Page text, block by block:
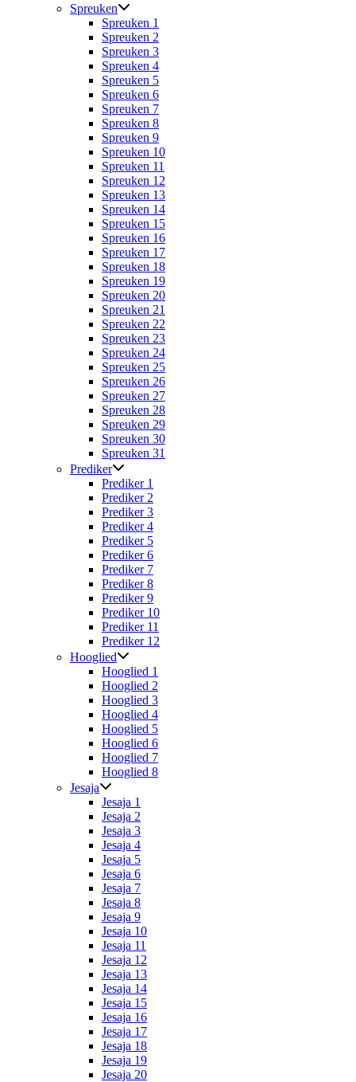
Spreuken
Spreuken 1
Spreuken 2
Spreuken 3
Spreuken 4
Spreuken 5
Spreuken 6
Spreuken 7
Spreuken 8
Spreuken 9
Spreuken 10
Spreuken 11
Spreuken 12
Spreuken 13
Spreuken 14
Spreuken 15
Spreuken 16
Spreuken 17
Spreuken 18
Spreuken 19
Spreuken 20
Spreuken 21
Spreuken 22
Spreuken 23
Spreuken 24
Spreuken 25
Spreuken 26
Spreuken 27
Spreuken 28
Spreuken 29
Spreuken 30
Spreuken 31
Prediker
Prediker 1
Prediker 2
Prediker 3
Prediker 4
Prediker 5
Prediker 6
Prediker 7
Prediker 8
Prediker 9
Prediker 10
Prediker 11
Prediker 12
Hooglied
Hooglied 1
Hooglied 2
Hooglied 3
Hooglied 4
Hooglied 5
Hooglied 6
Hooglied 7
Hooglied 8
Jesaja
Jesaja 1
Jesaja 2
Jesaja 3
Jesaja 4
Jesaja 5
Jesaja 6
Jesaja 7
Jesaja 8
Jesaja 9
Jesaja 10
Jesaja 11
Jesaja 12
Jesaja 13
Jesaja 14
Jesaja 15
Jesaja 16
Jesaja 17
Jesaja 18
Jesaja 19
Jesaja 20